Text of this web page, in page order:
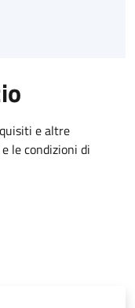
e altre
le condizioni di